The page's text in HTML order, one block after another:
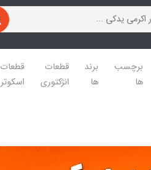
برچسب
ها
برند
ها
قطعات
انژکتوری
قطعات
اسکوتر